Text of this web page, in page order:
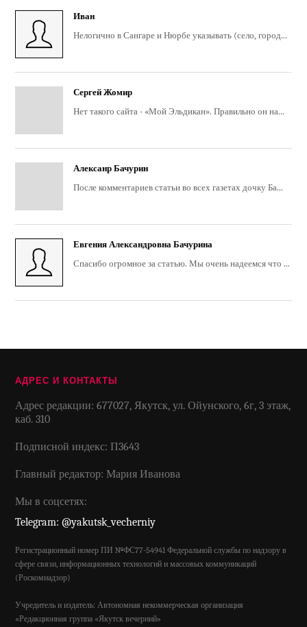
Иван
Нелогично в Сангаре и Нюрбе указывать (село, город...
Сергей Жомир
Нет такого сайта - «Мой Эльдикан». Правильно он на...
Алексанр Бачурин
После комментариев статьи во всех газетах дочку Ба...
Евгения Александровна Бачурина
Спасибо огромное за статью. Мы очень надеемся что ...
АДРЕС И КОНТАКТЫ
Адрес редакции: 677027, Якутск, ул. Ойунского, 6г, 3 этаж,
каб. 310
Подписной индекс: П3643
Главный редактор: Мария Иванова
Мы в соцсетях:
Telegram: @yakutsk_vecherniy
Регистрационный номер ПИ №ФС77-54941 Федеральной службы по надзору в
сфере связи, информационных технологий и массовых коммуникаций
(Роскомнадзор)
Учредитель и издатель: Автономная некоммерческая организация
«Редакционная группа «Якутск вечерний»